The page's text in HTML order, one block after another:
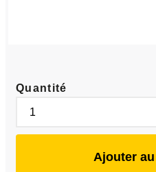
Quantité
Ajouter